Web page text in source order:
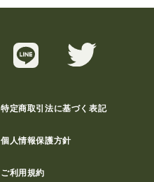
特定商取引法に基づく表記
個人情報保護方針
ご利用規約